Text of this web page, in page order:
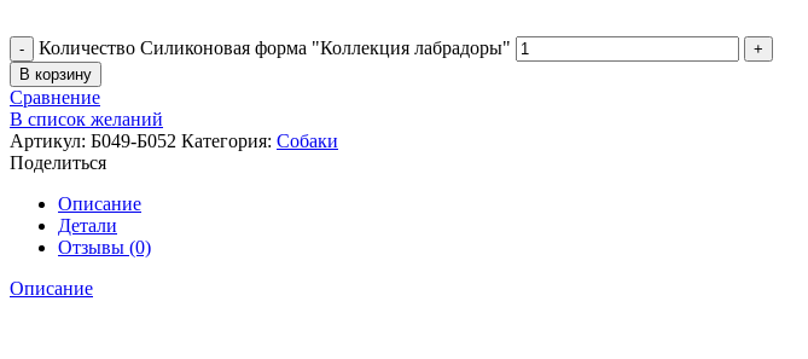
Количество Силиконовая форма "Коллекция лабрадоры"
В корзину
Сравнение
В список желаний
Артикул: Б049-Б052 Категория: Собаки
Поделиться
Описание
Детали
Отзывы (0)
Описание